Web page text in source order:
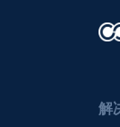
解